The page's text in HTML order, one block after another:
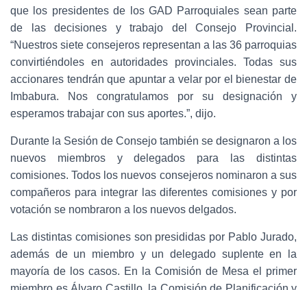
que los presidentes de los GAD Parroquiales sean parte
de las decisiones y trabajo del Consejo Provincial.
“Nuestros siete consejeros representan a las 36 parroquias
convirtiéndoles en autoridades provinciales. Todas sus
accionares tendrán que apuntar a velar por el bienestar de
Imbabura. Nos congratulamos por su designación y
esperamos trabajar con sus aportes.”, dijo.
Durante la Sesión de Consejo también se designaron a los
nuevos miembros y delegados para las distintas
comisiones. Todos los nuevos consejeros nominaron a sus
compañeros para integrar las diferentes comisiones y por
votación se nombraron a los nuevos delgados.
Las distintas comisiones son presididas por Pablo Jurado,
además de un miembro y un delegado suplente en la
mayoría de los casos. En la Comisión de Mesa el primer